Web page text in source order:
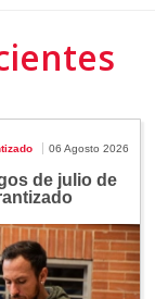
06 Agosto 2026
de julio de